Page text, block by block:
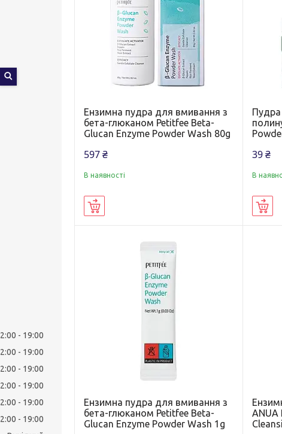
Ензимна пудра для вмивання з
бета-глюканом Petitfee Beta-
Glucan Enzyme Powder Wash 80g
597 ₴
В наявності
Пудра
39 ₴
В
Ензимна пудра для вмивання з
бета-глюканом Petitfee Beta-
Glucan Enzyme Powder Wash 1g
ANUA
19:00
19:00
19:00
19:00
19:00
19:00